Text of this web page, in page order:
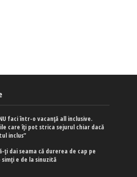
faci într-o vacanță all inclusive.
care îți pot strica sejurul chiar dacă
inclus”
ți dai seama că durerea de cap pe
simți e de la sinuzită